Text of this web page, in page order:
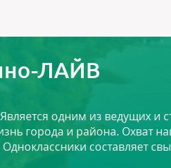
ЛАЙВ
одним из ведущих и
города и района. Охват
составляет